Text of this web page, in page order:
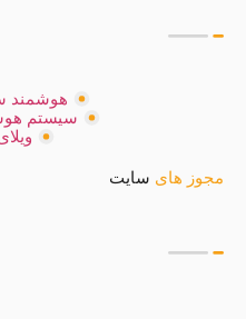
هوشمند
سیستم
مجوز های سایت